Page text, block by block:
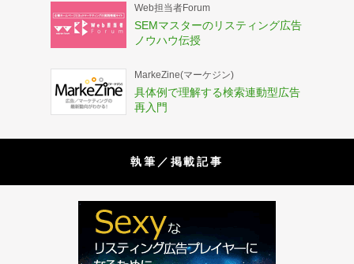
Web担当者Forum
SEMマスターのリスティング広告
ノウハウ伝授
MarkeZine(マーケジン)
具体例で理解する検索連動型広告
再入門
執筆／掲載記事